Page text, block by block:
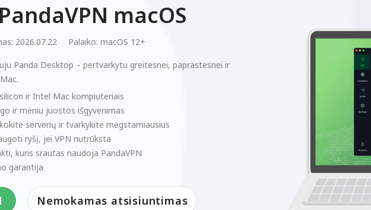
macOS
2026.07.22 Palaiko: macOS 12+
Panda Desktop – pertvarkytu greitesnei, paprastesnei ir
ir Intel Mac kompiuteriais
ir meniu juostos išgyvenimas
serverių ir tvarkykite mėgstamiausius
ryšį, jei VPN nutrūksta
kuris srautas naudoja PandaVPN
garantija
Nemokamas atsisiuntimas